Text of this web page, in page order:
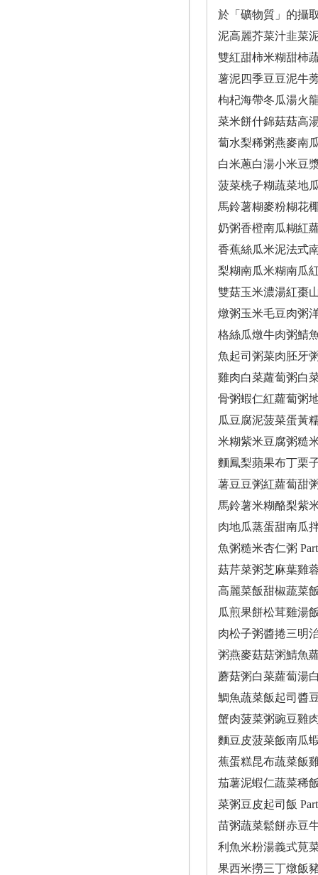
於「礦物質」的攝
泥高麗芥菜汁韭菜
雙紅甜柿米糊甜柿
薯泥四季豆豆泥牛
枸杞海帶冬瓜湯火
菜米餅什錦菇菇高
蔔水梨稀粥燕麥南
白米蔥白湯小米豆
菠菜桃子糊蔬菜地
馬鈴薯糊麥粉糊花
奶粥香橙南瓜糊紅
香蕉絲瓜米泥法式
梨糊南瓜米糊南瓜
雙菇玉米濃湯紅棗
燉粥玉米毛豆肉粥
格絲瓜燉牛肉粥鯖
魚起司粥菜肉胚牙
雞肉白菜蘿蔔粥白
骨粥蝦仁紅蘿蔔粥
瓜豆腐泥菠菜蛋黃
米糊紫米豆腐粥糙
麵鳳梨蘋果布丁栗
薯豆豆粥紅蘿蔔甜
馬鈴薯米糊酪梨紫
肉地瓜蒸蛋甜南瓜
魚粥糙米杏仁粥
菇芹菜粥芝麻葉雞
高麗菜飯甜椒蔬菜
瓜煎果餅松茸雞湯
肉松子粥醬捲三明
粥燕麥菇菇粥鯖魚
蘑菇粥白菜蘿蔔湯
鯛魚蔬菜飯起司醬
蟹肉菠菜粥豌豆雞
麵豆皮菠菜飯南瓜
蕉蛋糕昆布蔬菜飯
茄薯泥蝦仁蔬菜稀
菜粥豆皮起司飯
苗粥蔬菜鬆餅赤豆
利魚米粉湯義式莧
果西米撈三丁燉飯